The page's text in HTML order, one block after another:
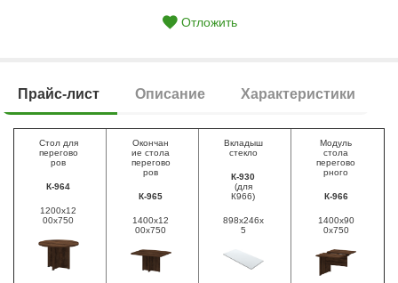
Отложить
Прайс-лист Описание Характеристики
Стол для
перегово
ров
К-964
1200х12
00х750
Окончан
ие стола
перегово
ров
К-965
1400х12
00х750
Вкладыш
стекло
К-930
(для
К966)
898х246х
5
Модуль
стола
перегово
рного
К-966
1400х90
0х750